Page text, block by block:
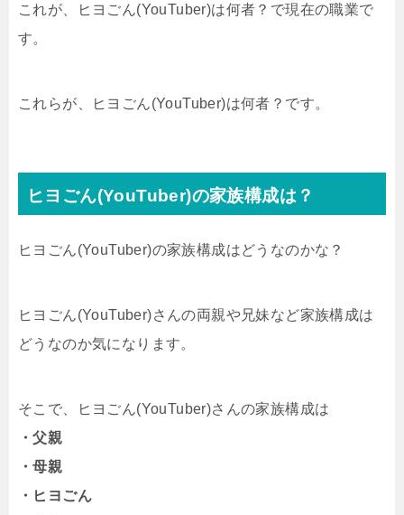
これが、ヒヨごん(YouTuber)は何者？で現在の職業で
す。
これらが、ヒヨごん(YouTuber)は何者？です。
ヒヨごん(YouTuber)の家族構成は？
ヒヨごん(YouTuber)の家族構成はどうなのかな？
ヒヨごん(YouTuber)さんの両親や兄妹など家族構成は
どうなのか気になります。
そこで、ヒヨごん(YouTuber)さんの家族構成は
・父親
・母親
・ヒヨごん